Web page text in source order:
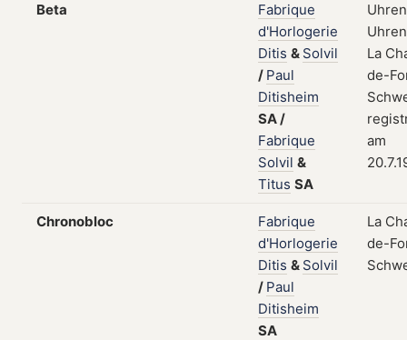
Beta
Fabrique
d'Horlogerie
Ditis & Solvil
/ Paul
Ditisheim
SA/
Fabrique
Solvil &
Titus SA
La
de-
am
Chronobloc
Fabrique
d'Horlogerie
Ditis & Solvil
/ Paul
Ditisheim
SA
La
de-